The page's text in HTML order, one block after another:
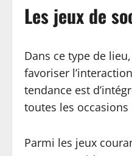
Les jeux de
Dans ce type de
favoriser
tendance est
toutes les
Parmi les jeux